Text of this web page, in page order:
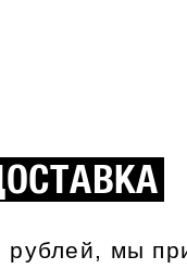
мы